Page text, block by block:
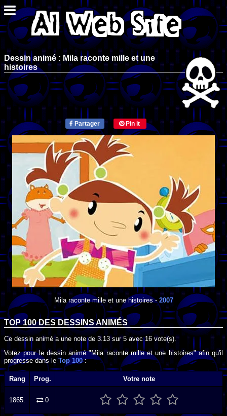
Dessin animé : Mila raconte mille et une
histoires
Partager Pin it
Mila raconte mille et une histoires- 2007
TOP 100 DES DESSINS ANIMÉS
Ce dessin animé a une note de 3.13sur5 avec16 vote(s).
Votez pour le dessin animé "Mila raconte mille et une histoires" afin qu'il
progresse dans le Top 100:
Rang Prog. Votre note
1865. 0